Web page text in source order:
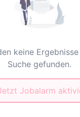
keine
Suche gefunden.
Jobalarm